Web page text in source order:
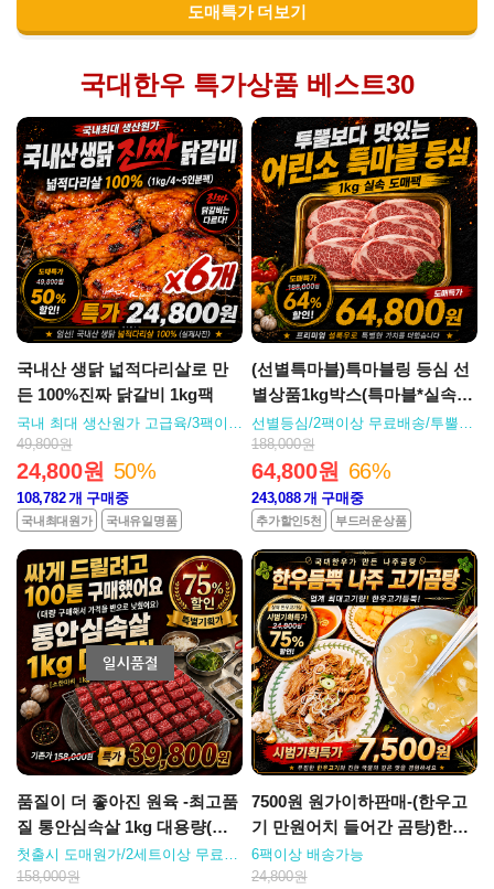
도매특가 더보기
국대한우 특가상품 베스트30
국내산 생닭 넓적다리살로 만
든 100%진짜 닭갈비 1kg팩
국내 최대 생산원가 고급육/3팩이상
무료배송
49,800원
24,800원 50%
108,782개 구매중
국내최대원가 국내유일명품
(선별특마블)특마블링 등심 선
별상품1kg박스(특마블*실속도
매팩)
선별등심/2팩이상 무료배송/투뿔보
다 맛있는 설록우 마블링갑 특등심
188,000원
64,800원 66%
243,088개 구매중
추가할인5천 부드러운상품
품질이 더 좋아진 원육 -최고품
질 통안심속살 1kg 대용량(텐
더로인 히든 리저브)
첫출시 도매원가/2세트이상 무료배
송
158,000원
7500원 원가이하판매-(한우고
기 만원어치 들어간 곰탕)한우
고기듬뿍 나주식 한우 고기곰
탕
6팩이상 배송가능
24,800원